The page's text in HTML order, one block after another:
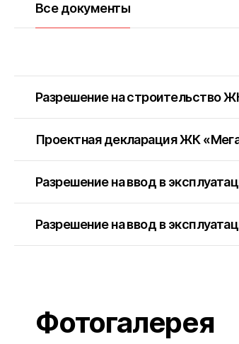
Все документы
Разрешение на строительство
Проектная декларация ЖК
Разрешение на ввод в
Разрешение на ввод в
Фотогалерея